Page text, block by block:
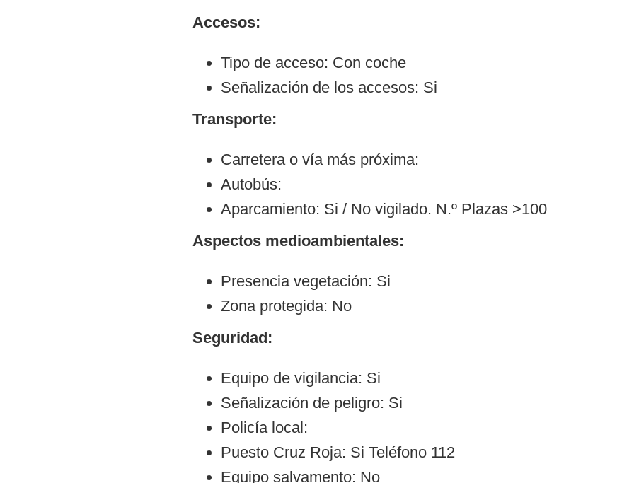
Accesos:
Tipo de acceso: Con coche
Señalización de los accesos: Si
Transporte:
Carretera o vía más próxima:
Autobús:
Aparcamiento: Si / No vigilado. N.º Plazas >100
Aspectos medioambientales:
Presencia vegetación: Si
Zona protegida: No
Seguridad:
Equipo de vigilancia: Si
Señalización de peligro: Si
Policía local:
Puesto Cruz Roja: Si Teléfono 112
Equipo salvamento: No